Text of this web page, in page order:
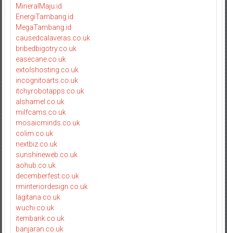
MineralMaju.id
EnergiTambang.id
MegaTambang.id
causedcalaveras.co.uk
bribedbigotry.co.uk
easecane.co.uk
extolshosting.co.uk
incognitoarts.co.uk
itchyrobotapps.co.uk
alshamel.co.uk
milfcams.co.uk
mosaicminds.co.uk
colim.co.uk
nextbiz.co.uk
sunshineweb.co.uk
aohub.co.uk
decemberfest.co.uk
rminteriordesign.co.uk
lagitana.co.uk
wuchi.co.uk
itembank.co.uk
banjaran.co.uk